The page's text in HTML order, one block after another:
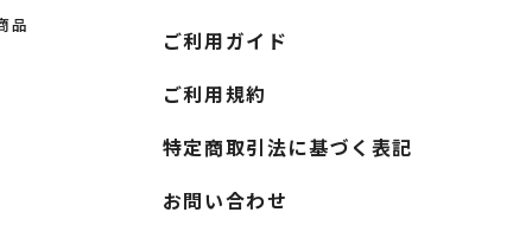
品
ご利用ガイド
ご利用規約
特定商取引法に基づく表記
お問い合わせ